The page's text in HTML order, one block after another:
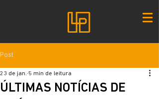
Post
ÚLTIMAS NOTÍCIAS DE
23 de jan. 5 min de leitura